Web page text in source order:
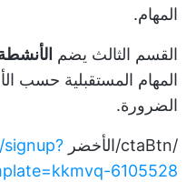
المهام.
القسم الثالث يضم
المهام المستقبلية حسب
الضرورة.
/ctaBtn/الأخضر
6105528